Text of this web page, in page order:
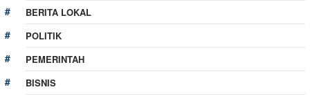
BERITA LOKAL
POLITIK
PEMERINTAH
BISNIS